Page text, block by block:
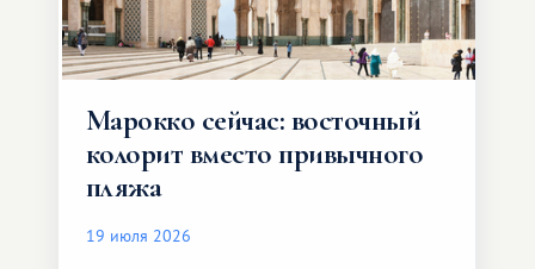
Марокко сейчас: восточный
колорит вместо привычного
пляжа
19 июля 2026